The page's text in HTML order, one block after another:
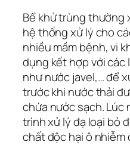
Bể khử trùng thường
hệ thống xử lý cho
nhiều mầm bệnh, vi
dụng kết hợp với các
như nước javel,… để
trước khi nước thải
chứa nước sạch. Lúc
trình xử lý đạ loại bỏ
chất độc hại ô